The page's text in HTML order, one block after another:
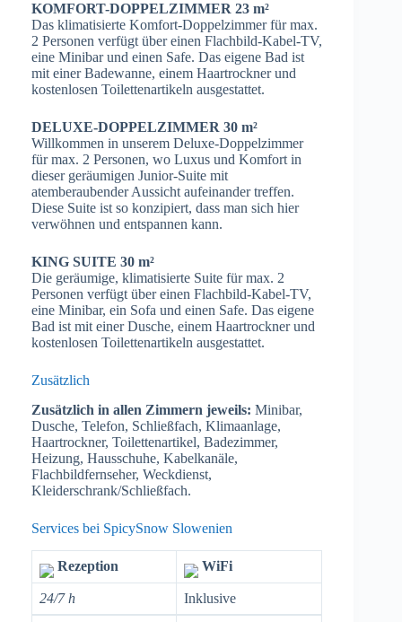
KOMFORT-DOPPELZIMMER 23 m²
Das klimatisierte Komfort-Doppelzimmer für max.
2 Personen verfügt über einen Flachbild-Kabel-TV,
eine Minibar und einen Safe. Das eigene Bad ist
mit einer Badewanne, einem Haartrockner und
kostenlosen Toilettenartikeln ausgestattet.
DELUXE-DOPPELZIMMER 30 m²
Willkommen in unserem Deluxe-Doppelzimmer
für max. 2 Personen, wo Luxus und Komfort in
dieser geräumigen Junior-Suite mit
atemberaubender Aussicht aufeinander treffen.
Diese Suite ist so konzipiert, dass man sich hier
verwöhnen und entspannen kann.
KING SUITE 30 m²
Die geräumige, klimatisierte Suite für max. 2
Personen verfügt über einen Flachbild-Kabel-TV,
eine Minibar, ein Sofa und einen Safe. Das eigene
Bad ist mit einer Dusche, einem Haartrockner und
kostenlosen Toilettenartikeln ausgestattet.
Zusätzlich
Zusätzlich in allen Zimmern jeweils: Minibar,
Dusche, Telefon, Schließfach, Klimaanlage,
Haartrockner, Toilettenartikel, Badezimmer,
Heizung, Hausschuhe, Kabelkanäle,
Flachbildfernseher, Weckdienst,
Kleiderschrank/Schließfach.
Services bei SpicySnow Slowenien
Rezeption WiFi
24/7 h Inklusive